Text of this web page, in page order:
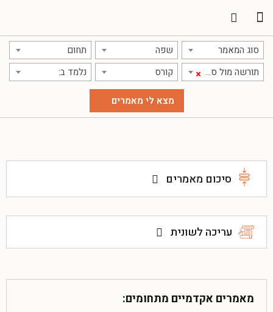
סוג המאמר שפה תחום
× תורשה מול סביבה קורס נלמד ב:
סיכום מאמרים
עריכה לשונית
מאמרים אקדמיים מתחומים: